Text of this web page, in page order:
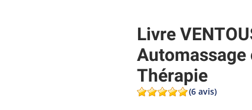
Livre
Automassage
Thérapie
(6 avis)